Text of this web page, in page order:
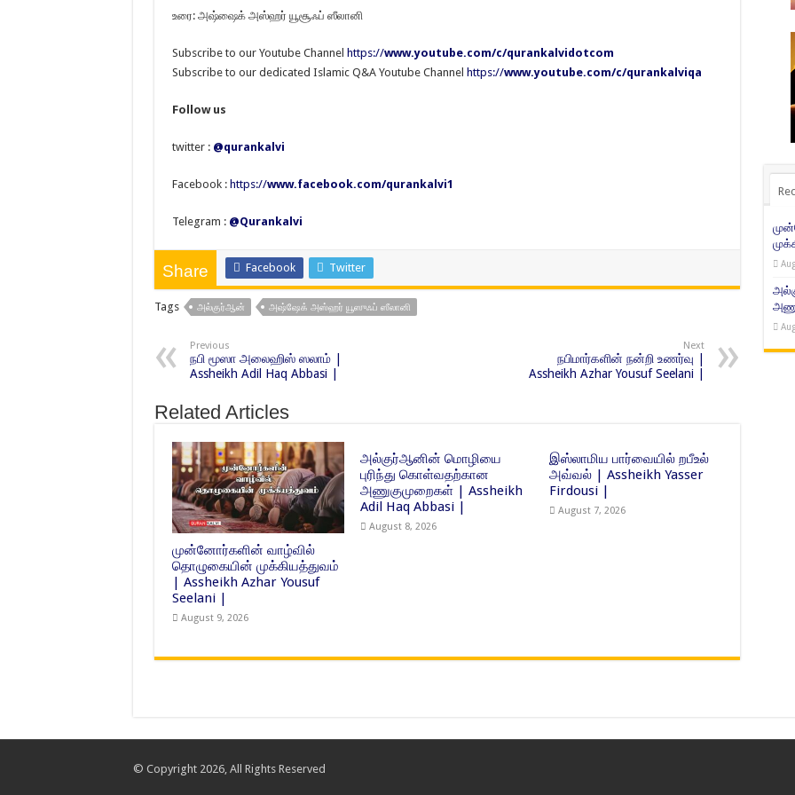
உரை: அஷ்ஷைக் அஸ்ஹர் யூசூஃப் ஸீலானி
Subscribe to our Youtube Channel https://www.youtube.com/c/qurankalvidotcom
Subscribe to our dedicated Islamic Q&A Youtube Channel https://www.youtube.com/c/qurankalviqa
Follow us
twitter : @qurankalvi
Facebook : https://www.facebook.com/qurankalvi1
Telegram : @Qurankalvi
Share Facebook Twitter
Tags அல்குர்ஆன் அஷ்ஷேக் அஸ்ஹர் யூஸுஃப் ஸீலானி
Previous
நபி மூஸா அலைஹிஸ் ஸலாம் |
Assheikh Adil Haq Abbasi |
Next
நபிமார்களின் நன்றி உணர்வு |
Assheikh Azhar Yousuf Seelani |
Related Articles
முன்னோர்களின் வாழ்வில்
தொழுகையின் முக்கியத்துவம்
| Assheikh Azhar Yousuf
Seelani |
August 9, 2026
அல்குர்ஆனின் மொழியை
புரிந்து கொள்வதற்கான
அணுகுமுறைகள் | Assheikh
Adil Haq Abbasi |
August 8, 2026
இஸ்லாமிய பார்வையில் றபீஉல்
அவ்வல் | Assheikh Yasser
Firdousi |
August 7, 2026
© Copyright 2026, All Rights Reserved